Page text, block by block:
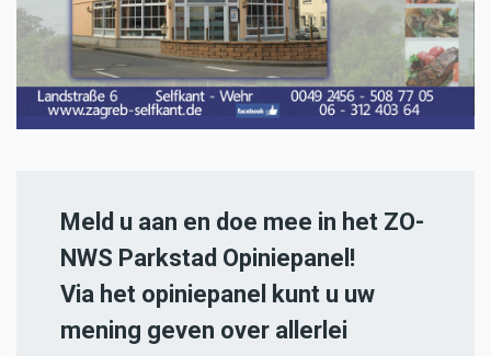
Meld u aan en doe mee in het ZO-
NWS Parkstad Opiniepanel!
Via het opiniepanel kunt u uw
mening geven over allerlei